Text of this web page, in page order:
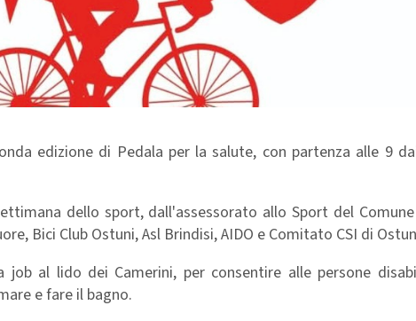
edizione di Pedala per la salute, con partenza alle 9
dello sport, dall'assessorato allo Sport del
Bici Club Ostuni, Asl Brindisi, AIDO e Comitato CSI di
job al lido dei Camerini, per consentire alle persone
e fare il bagno.